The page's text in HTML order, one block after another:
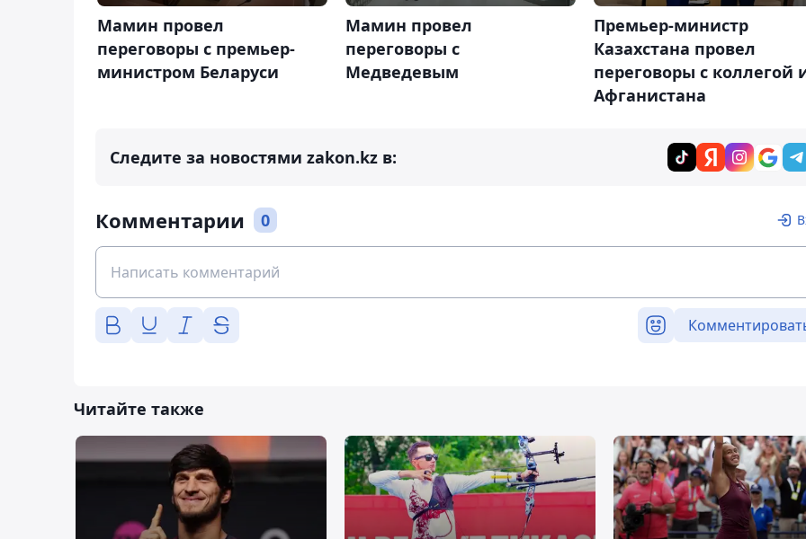
Мамин провел
переговоры с премьер-
министром Беларуси
Мамин провел
переговоры с
Медведевым
Премьер-министр
Казахстана провел
переговоры с коллегой
Афганистана
Следите за новостями zakon.kz в:
Комментарии 0
Читайте также